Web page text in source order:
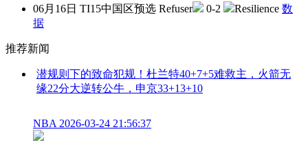
06月16日 TI15中国区预选 Refuser 0-2 Resilience 数
据
推荐新闻
潜规则下的致命犯规！杜兰特40+7+5难救主，火箭无
缘22分大逆转公牛，申京33+13+10
NBA 2026-03-24 21:56:37